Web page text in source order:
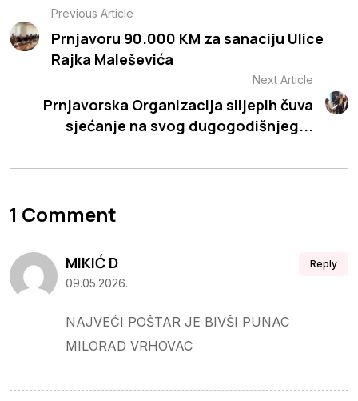
Previous Article
Prnjavoru 90.000 KM za sanaciju Ulice
Rajka Maleševića
Next Article
Prnjavorska Organizacija slijepih čuva
sjećanje na svog dugogodišnjeg...
1 Comment
MIKIĆ D
09.05.2026.
NAJVEĆI POŠTAR JE BIVŠI PUNAC
MILORAD VRHOVAC
Reply